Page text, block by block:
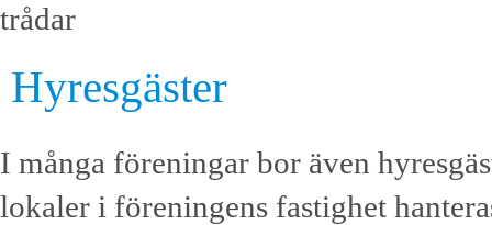
trådar
Hyresgäster
I många föreningar bor även
lokaler i föreningens fastighet